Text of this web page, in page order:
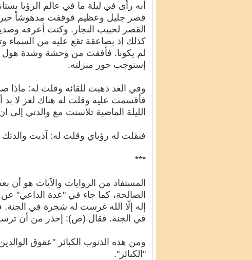
أنه رأى في ليلة ما في عالم الرؤيا
قصر جليل وعظيم فوقفت مدهوشاً
القصر لحبيب النجار. وكنت أعرفه
كذلك إذ بصاعقة تقع عليه من السماء
لم يكونا. فأفقت من وحشة وشدة هول
إستوجب حور منزلته.
وفي الغد ذهبت للقائه وقلت له: ماذا
فأقسمت عليه وقلت له هناك لغز لا
الليلة الماضية تلاسنت مع والدتي إلى
فنقلت له رؤياي وقلت له: آذيت
***
المستفاد من الروايات والآيات هو
الصالحة، كما جاء في "عدة الداعي"
إله إلّا الله غرست له شجرة في الجنة.
في الجنة. فقال (ص): إحذر من أن ترسل
ومن هذه الذنوب الكبائر "عقوق
"الكبائر".